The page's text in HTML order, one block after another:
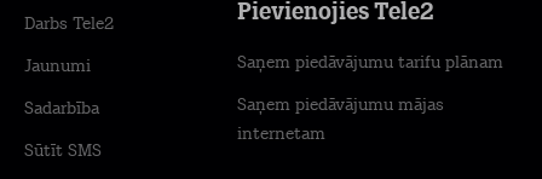
Darbs Tele2
Jaunumi
Sadarbība
Sūtīt SMS
Pievienojies Tele2
Saņem piedāvājumu tarifu plānam
Saņem piedāvājumu mājas
internetam